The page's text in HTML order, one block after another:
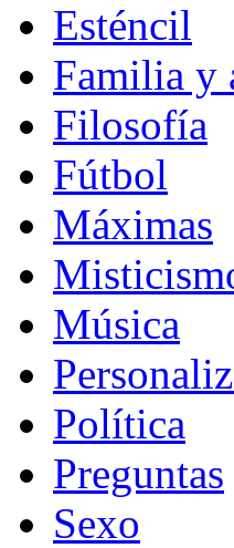
Esténcil
Familia y
Filosofía
Fútbol
Máximas
Música
Política
Preguntas
Sexo